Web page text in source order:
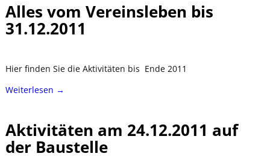
Alles vom Vereinsleben bis
31.12.2011
Hier finden Sie die Aktivitäten bis Ende 2011
Weiterlesen →
Aktivitäten am 24.12.2011 auf
der Baustelle